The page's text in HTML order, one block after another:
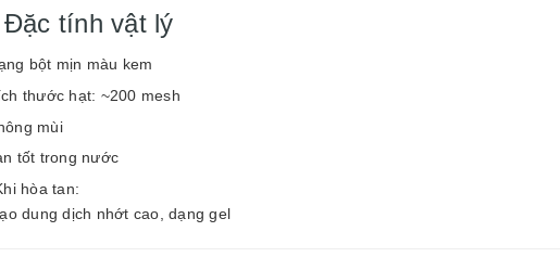
Đặc tính vật lý
bột mịn màu kem
thước hạt: ~200 mesh
mùi
tốt trong nước
hòa tan:
dung dịch nhớt cao, dạng gel